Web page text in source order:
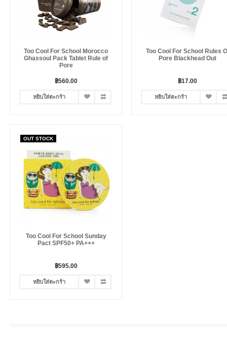
Too Cool For School Morocco
Ghassoul Pack Tablet Rule of
Pore
฿560.00
หยิบใส่ตะกร้า
Too Cool For School Rules
Pore Blackhead Out
฿17.00
หยิบใส่ตะกร้า
OUT STOCK
Too Cool For School Sunday
Pact SPF50+ PA+++
฿595.00
หยิบใส่ตะกร้า